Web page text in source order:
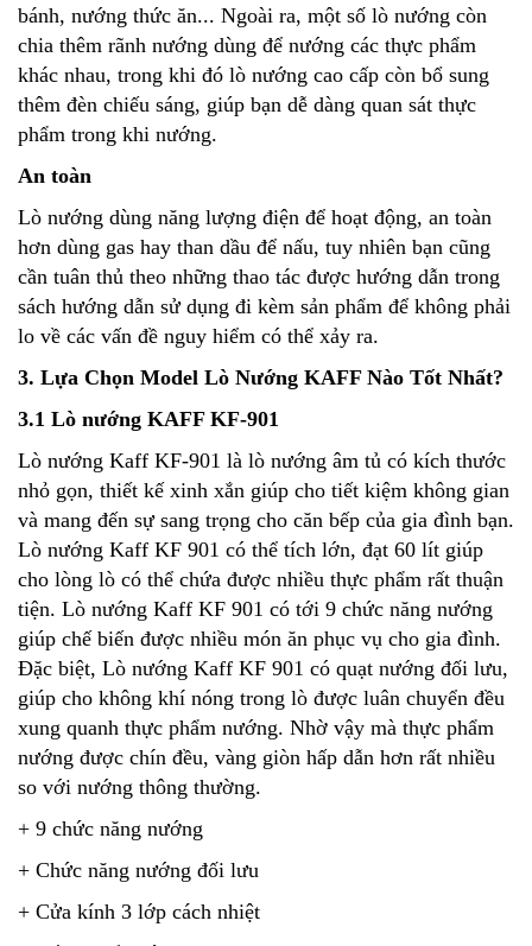
bánh, nướng thức ăn... Ngoài ra, một số lò nướng còn
chia thêm rãnh nướng dùng để nướng các thực phẩm
khác nhau, trong khi đó lò nướng cao cấp còn bổ sung
thêm đèn chiếu sáng, giúp bạn dễ dàng quan sát thực
phẩm trong khi nướng.
An toàn
Lò nướng dùng năng lượng điện để hoạt động, an toàn
hơn dùng gas hay than dầu để nấu, tuy nhiên bạn cũng
cần tuân thủ theo những thao tác được hướng dẫn trong
sách hướng dẫn sử dụng đi kèm sản phẩm để không phải
lo về các vấn đề nguy hiểm có thể xảy ra.
3. Lựa Chọn Model Lò Nướng KAFF Nào Tốt Nhất?
3.1 Lò nướng KAFF KF-901
Lò nướng Kaff KF-901 là lò nướng âm tủ có kích thước
nhỏ gọn, thiết kế xinh xắn giúp cho tiết kiệm không gian
và mang đến sự sang trọng cho căn bếp của gia đình bạn.
Lò nướng Kaff KF 901 có thể tích lớn, đạt 60 lít giúp
cho lòng lò có thể chứa được nhiều thực phẩm rất thuận
tiện. Lò nướng Kaff KF 901 có tới 9 chức năng nướng
giúp chế biến được nhiều món ăn phục vụ cho gia đình.
Đặc biệt, Lò nướng Kaff KF 901 có quạt nướng đối lưu,
giúp cho không khí nóng trong lò được luân chuyển đều
xung quanh thực phẩm nướng. Nhờ vậy mà thực phẩm
nướng được chín đều, vàng giòn hấp dẫn hơn rất nhiều
so với nướng thông thường.
+ 9 chức năng nướng
+ Chức năng nướng đối lưu
+ Cửa kính 3 lớp cách nhiệt